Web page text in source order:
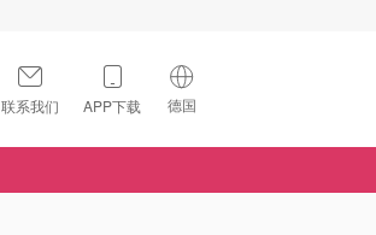
联系我们 APP下载 德国
🇺🇸